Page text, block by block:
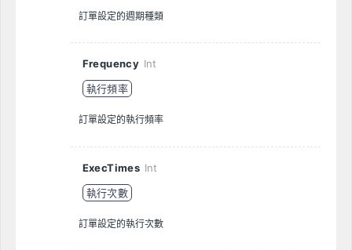
訂單設定的週期種類
Frequency Int
執行頻率
訂單設定的執行頻率
ExecTimes Int
執行次數
訂單設定的執行次數